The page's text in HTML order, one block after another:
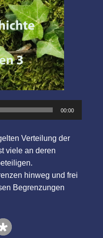
00:00
Verteilung der
viele an deren
hinweg und frei
Begrenzungen